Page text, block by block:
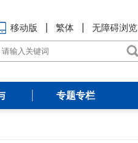
移动版 繁体 无障碍浏览
专题专栏